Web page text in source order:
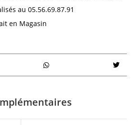
au 05.56.69.87.91
en Magasin